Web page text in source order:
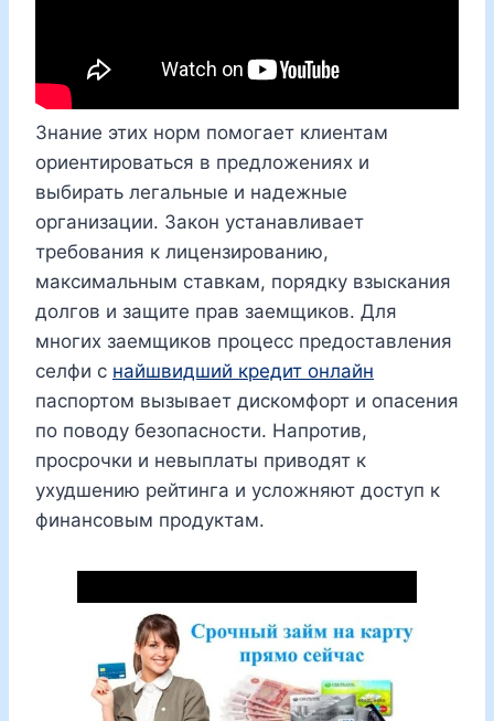
Знание этих норм помогает клиентам
ориентироваться в предложениях и
выбирать легальные и надежные
организации. Закон устанавливает
требования к лицензированию,
максимальным ставкам, порядку взыскания
долгов и защите прав заемщиков. Для
многих заемщиков процесс предоставления
селфи с найшвидший кредит онлайн
паспортом вызывает дискомфорт и опасения
по поводу безопасности. Напротив,
просрочки и невыплаты приводят к
ухудшению рейтинга и усложняют доступ к
финансовым продуктам.